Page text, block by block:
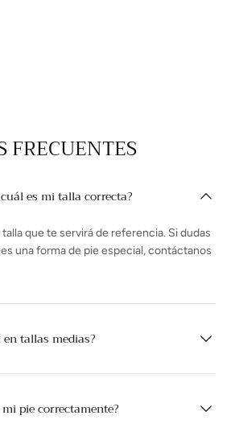
FRECUENTES
es mi talla correcta?
que te servirá de referencia. Si dudas
una forma de pie especial, contáctanos
tallas medias?
pie correctamente?